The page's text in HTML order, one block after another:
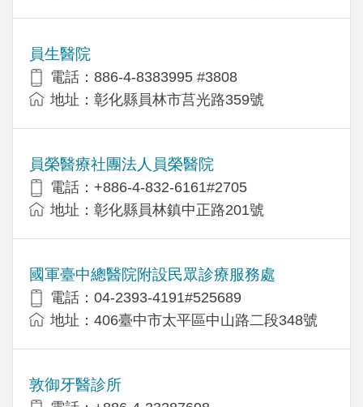
員生醫院
電話：886-4-8383995 #3808
地址：彰化縣員林市莒光路359號
員榮醫療社團法人員榮醫院
電話：+886-4-832-6161#2705
地址：彰化縣員林鎮中正路201號
國軍臺中總醫院附設民眾診療服務處
電話：04-2393-4191#525689
地址：406臺中市太平區中山路二段348號
敦御牙醫診所